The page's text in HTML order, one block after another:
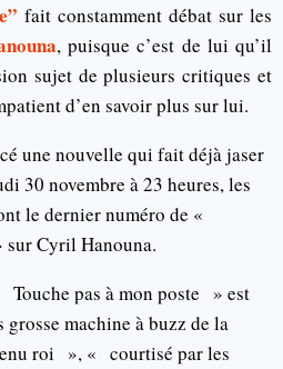
fait constamment débat sur les
, puisque c’est de lui qu’il
sujet de plusieurs critiques et
d’en savoir plus sur lui.
une nouvelle qui fait déjà jaser
30 novembre à 23 heures, les
le dernier numéro de «
Cyril Hanouna.
Touche pas à mon poste » est
machine à buzz de la
roi », « courtisé par les